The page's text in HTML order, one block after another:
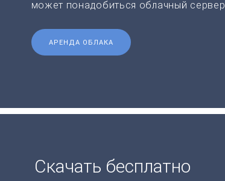
может понадобиться облачный сервер.
АРЕНДА ОБЛАКА
Скачать бесплатно